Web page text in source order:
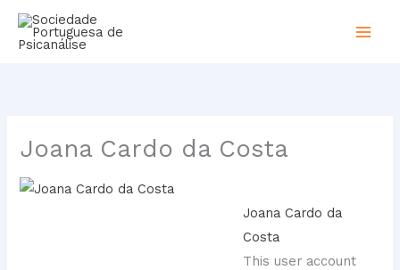
Skip
Joana Cardo da Costa
Joana Cardo da
Costa
This user account